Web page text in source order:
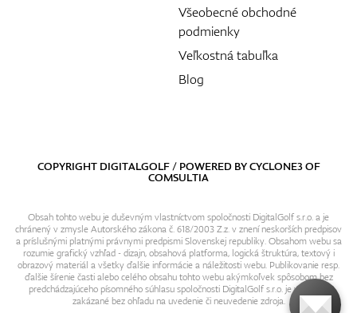
Všeobecné obchodné
podmienky
Veľkostná tabuľka
Blog
COPYRIGHT DIGITALGOLF / POWERED BYCYCLONE3OF
COMSULTIA
Obsah tohto webu je duševným vlastníctvom spoločnosti DigitalGolf s.r.o. a je
chránený v zmysle Autorského zákona č. 618/2003 Z.z. v znení neskorších predpisov
a príslušnými platnými právnymi predpismi Slovenskej republiky. Obsahom webu sa
rozumie grafický vzhľad - dizajn, obsahová platforma, logická štruktúra, textový i
obrazový materiál a všetky ďalšie informácie a náležitosti webu. Publikovanie resp.
ďalšie šírenie časti alebo celého obsahu tohto webu akýmkoľvek spôsobom bez
predchádzajúceho písomného súhlasu spoločnosti DigitalGolf s.r.o. je výslovne
zakázané bez ohľadu na uvedenie či neuvedenie zdroja.